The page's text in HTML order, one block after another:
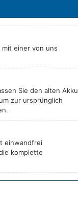
mit einer von uns
Sie den alten Akku
zur ursprünglich
einwandfrei
komplette